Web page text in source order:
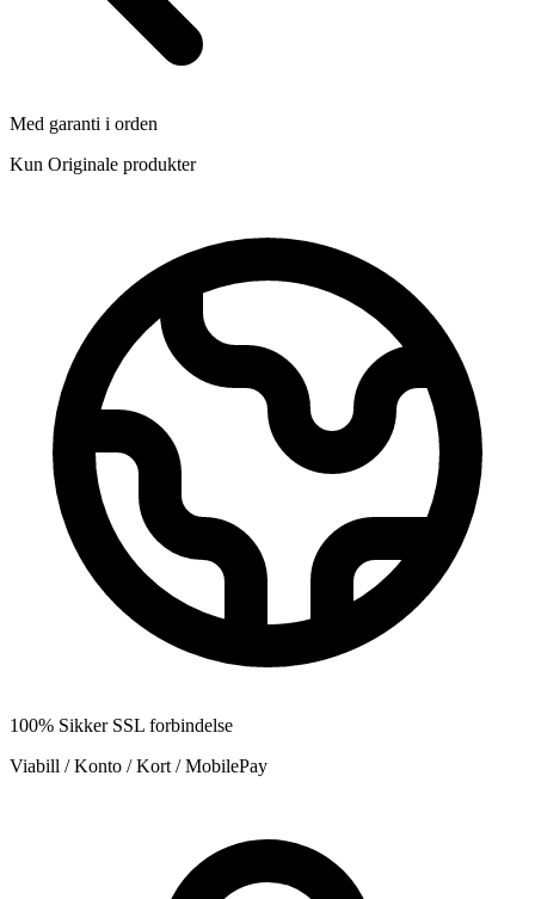
Med garanti i orden
Kun Originale produkter
100% Sikker SSL forbindelse
Viabill / Konto / Kort / MobilePay